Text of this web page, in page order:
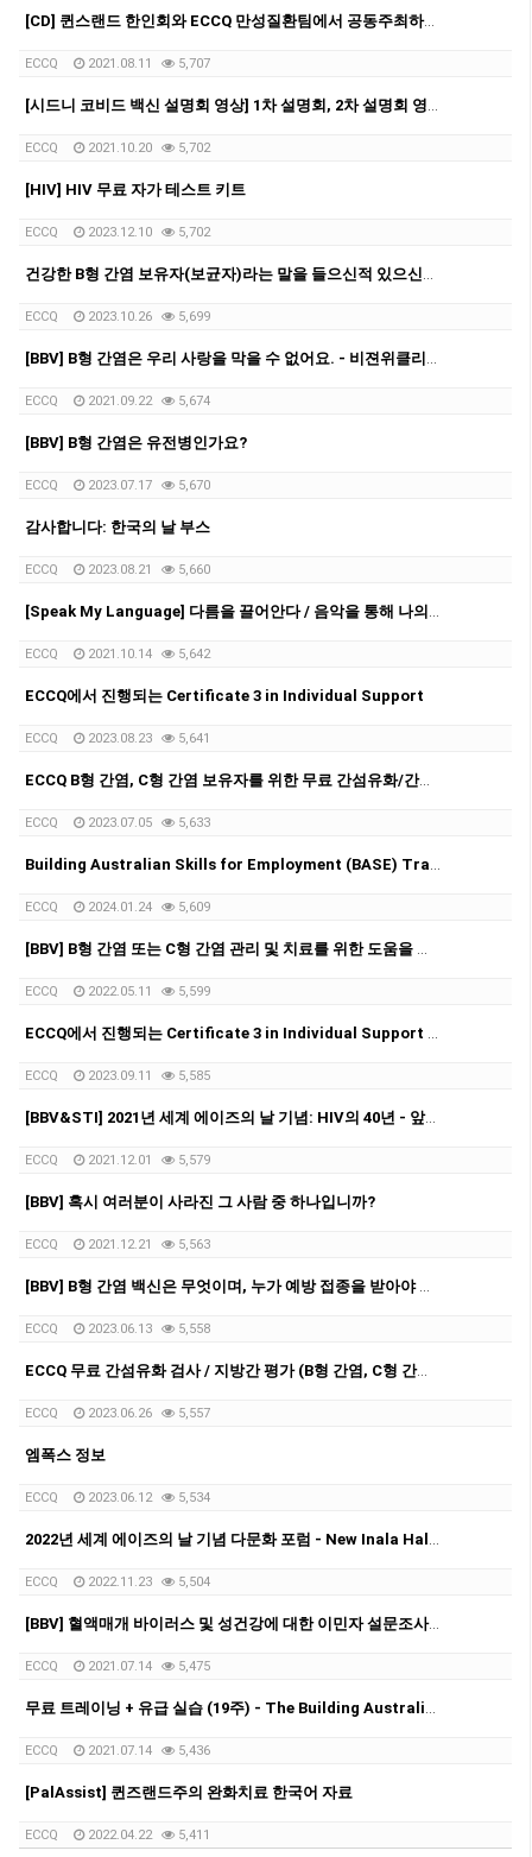
[CD] 퀸스랜드 한인회와 ECCQ 만성질환팀에서 공동주최하는 지역사회 컨설팅 - 8월 14일
ECCQ 2021.08.11 5,707
[시드니 코비드 백신 설명회 영상] 1차 설명회, 2차 설명회 영상 모두 있습니다.
ECCQ 2021.10.20 5,702
[HIV] HIV 무료 자가 테스트 키트
ECCQ 2023.12.10 5,702
건강한 B형 간염 보유자(보균자)라는 말을 들으신적 있으신가요?
ECCQ 2023.10.26 5,699
[BBV] B형 간염은 우리 사랑을 막을 수 없어요. - 비젼위클리/일요신문 (2021년 9월 24일)
ECCQ 2021.09.22 5,674
[BBV] B형 간염은 유전병인가요?
ECCQ 2023.07.17 5,670
감사합니다: 한국의 날 부스
ECCQ 2023.08.21 5,660
[Speak My Language] 다름을 끌어안다 / 음악을 통해 나의 문화와 더 깊이 닿다
ECCQ 2021.10.14 5,642
ECCQ에서 진행되는 Certificate 3 in Individual Support
ECCQ 2023.08.23 5,641
ECCQ B형 간염, C형 간염 보유자를 위한 무료 간섬유화/간탄력도 검사 절차
ECCQ 2023.07.05 5,633
Building Australian Skills for Employment (BASE) Traineeship Program 모집
ECCQ 2024.01.24 5,609
[BBV] B형 간염 또는 C형 간염 관리 및 치료를 위한 도움을 줄 수 있는 전문가는?
ECCQ 2022.05.11 5,599
ECCQ에서 진행되는 Certificate 3 in Individual Support - 9월 20일 시작
ECCQ 2023.09.11 5,585
[BBV&STI] 2021년 세계 에이즈의 날 기념: HIV의 40년 - 앞으로의 방향은?
ECCQ 2021.12.01 5,579
[BBV] 혹시 여러분이 사라진 그 사람 중 하나입니까?
ECCQ 2021.12.21 5,563
[BBV] B형 간염 백신은 무엇이며, 누가 예방 접종을 받아야 합니까?
ECCQ 2023.06.13 5,558
ECCQ 무료 간섬유화 검사 / 지방간 평가 (B형 간염, C형 간염 보유자를 위한)
ECCQ 2023.06.26 5,557
엠폭스 정보
ECCQ 2023.06.12 5,534
2022년 세계 에이즈의 날 기념 다문화 포럼 - New Inala Hall, 12월 3일 토요일 오후 1시-3시
ECCQ 2022.11.23 5,504
[BBV] 혈액매개 바이러스 및 성건강에 대한 이민자 설문조사 (MiBSS) 연구 결과보고서 요약본
ECCQ 2021.07.14 5,475
무료 트레이닝 + 유급 실습 (19주) - The Building Australian Skills for Employment (BASE) Traineeship Program
ECCQ 2021.07.14 5,436
[PalAssist] 퀸즈랜드주의 완화치료 한국어 자료
ECCQ 2022.04.22 5,411